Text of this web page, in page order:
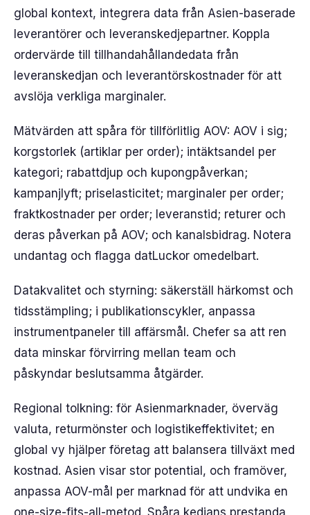
global kontext, integrera data från Asien-baserade
leverantörer och leveranskedjepartner. Koppla
ordervärde till tillhandahållandedata från
leveranskedjan och leverantörskostnader för att
avslöja verkliga marginaler.
Mätvärden att spåra för tillförlitlig AOV: AOV i sig;
korgstorlek (artiklar per order); intäktsandel per
kategori; rabattdjup och kupongpåverkan;
kampanjlyft; priselasticitet; marginaler per order;
fraktkostnader per order; leveranstid; returer och
deras påverkan på AOV; och kanalsbidrag. Notera
undantag och flagga datLuckor omedelbart.
Datakvalitet och styrning: säkerställ härkomst och
tidsstämpling; i publikationscykler, anpassa
instrumentpaneler till affärsmål. Chefer sa att ren
data minskar förvirring mellan team och
påskyndar beslutsamma åtgärder.
Regional tolkning: för Asienmarknader, överväg
valuta, returmönster och logistikeffektivitet; en
global vy hjälper företag att balansera tillväxt med
kostnad. Asien visar stor potential, och framöver,
anpassa AOV-mål per marknad för att undvika en
one-size-fits-all-metod. Spåra kedjans prestanda